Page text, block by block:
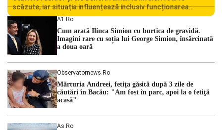
scăzute, iar situația influențează inclusiv funcționarea
Centralei Nucleare de la Cernavodă. România se confruntă
cu una dintre cele mai dificile perioade din punct de vedere
hidrologic din ultimii ani. Lipsa […]
A1.ro
Cum arată Ilinca Simion cu burtica de gravidă.
Imagini rare cu soția lui George Simion, însărcinată
a doua oară
Observatornews.ro
Mărturia Andreei, fetiţa găsită după 3 zile de
căutări în Bacău: "Am fost în parc, apoi la o fetiţă
acasă"
As.ro